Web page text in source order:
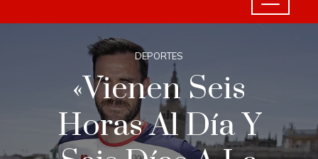
DEPORTES
«Vienen Seis
Horas Al Día Y